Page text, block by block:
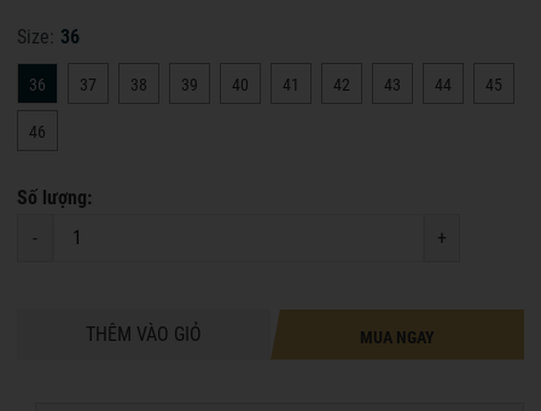
Size: 36
36 37 38 39 40 41 42 43 44 45
46
Số lượng:
-
+
THÊM VÀO GIỎ MUA NGAY